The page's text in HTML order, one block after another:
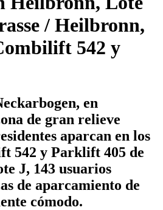
/ Heilbronn,
542 y
en
de gran relieve
aparcan en los
542 y Parklift 405 de
J, 143 usuarios
de aparcamiento de
cómodo.